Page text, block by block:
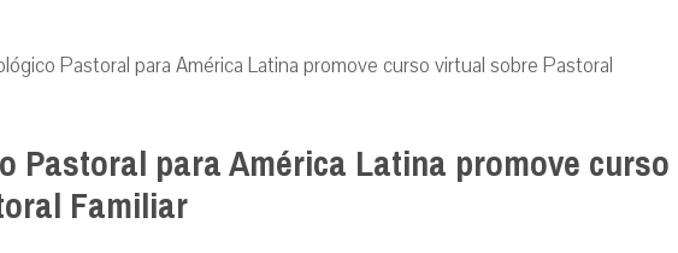
Pastoral para América Latina promove curso virtual sobre Pastoral
Pastoral para América Latina promove curso
Familiar